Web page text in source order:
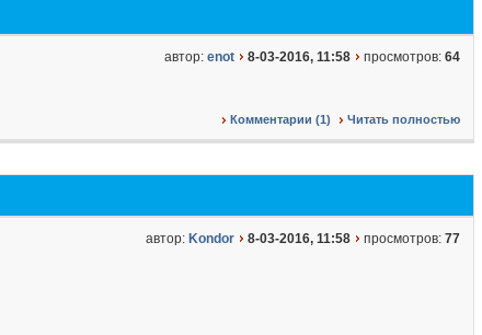
автор: enot 8-03-2016, 11:58 просмотров: 64
Комментарии (1) Читать полностью
автор: Kondor 8-03-2016, 11:58 просмотров: 77